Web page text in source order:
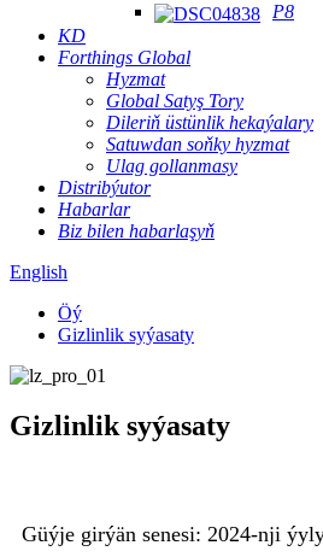
P8
KD
Forthings Global
Hyzmat
Global Satyş Tory
Dileriň üstünlik hekaýalary
Satuwdan soňky hyzmat
Ulag gollanmasy
Distribýutor
Habarlar
Biz bilen habarlaşyň
English
Öý
Gizlinlik syýasaty
Gizlinlik syýasaty
Güýje girýän senesi: 2024-nji